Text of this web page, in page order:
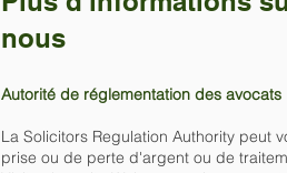
nous
Autorité de réglementation des avocats
La Solicitors Regulation Authority peut
prise ou de perte d'argent ou de